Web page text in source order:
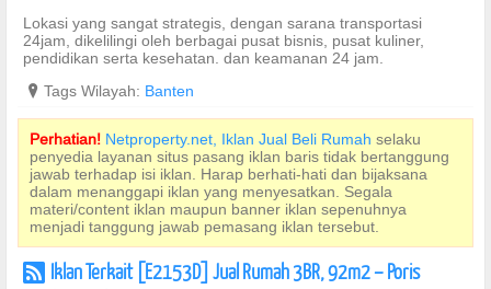
Lokasi yang sangat strategis, dengan sarana transportasi
24jam, dikelilingi oleh berbagai pusat bisnis, pusat kuliner,
pendidikan serta kesehatan. dan keamanan 24 jam.
? Tags Wilayah: Banten
Perhatian! Netproperty.net, Iklan Jual Beli Rumah selaku
penyedia layanan situs pasang iklan baris tidak bertanggung
jawab terhadap isi iklan. Harap berhati-hati dan bijaksana
dalam menanggapi iklan yang menyesatkan. Segala
materi/content iklan maupun banner iklan sepenuhnya
menjadi tanggung jawab pemasang iklan tersebut.
r Iklan Terkait [E2153D] Jual Rumah 3BR, 92m2 – Poris